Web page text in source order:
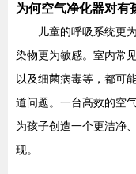
为何空气净化器对有
儿童的呼吸系统更
染物更为敏感。室内常
以及细菌病毒等，都可
道问题。一台高效的空
为孩子创造一个更洁净
现。